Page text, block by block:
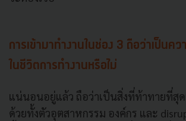
การเข้ามาทำงานในช่อง 3 ถือว่าเป็นค
ในชีวิตการทำงานหรือไม่
แน่นอนอยู่แล้ว ถือว่าเป็นสิ่งที่ท้าทายที่สุด
ด้วยทั้งตัวอุตสาหกรรม องค์กร และ